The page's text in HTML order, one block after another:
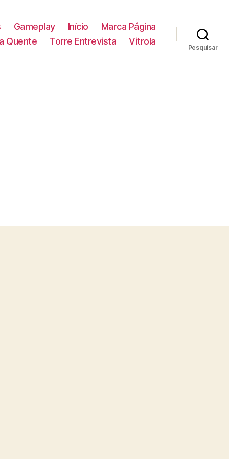
Gameplay Início
Marca Página
Quente Torre Entrevista Vitrola
Pesquisar